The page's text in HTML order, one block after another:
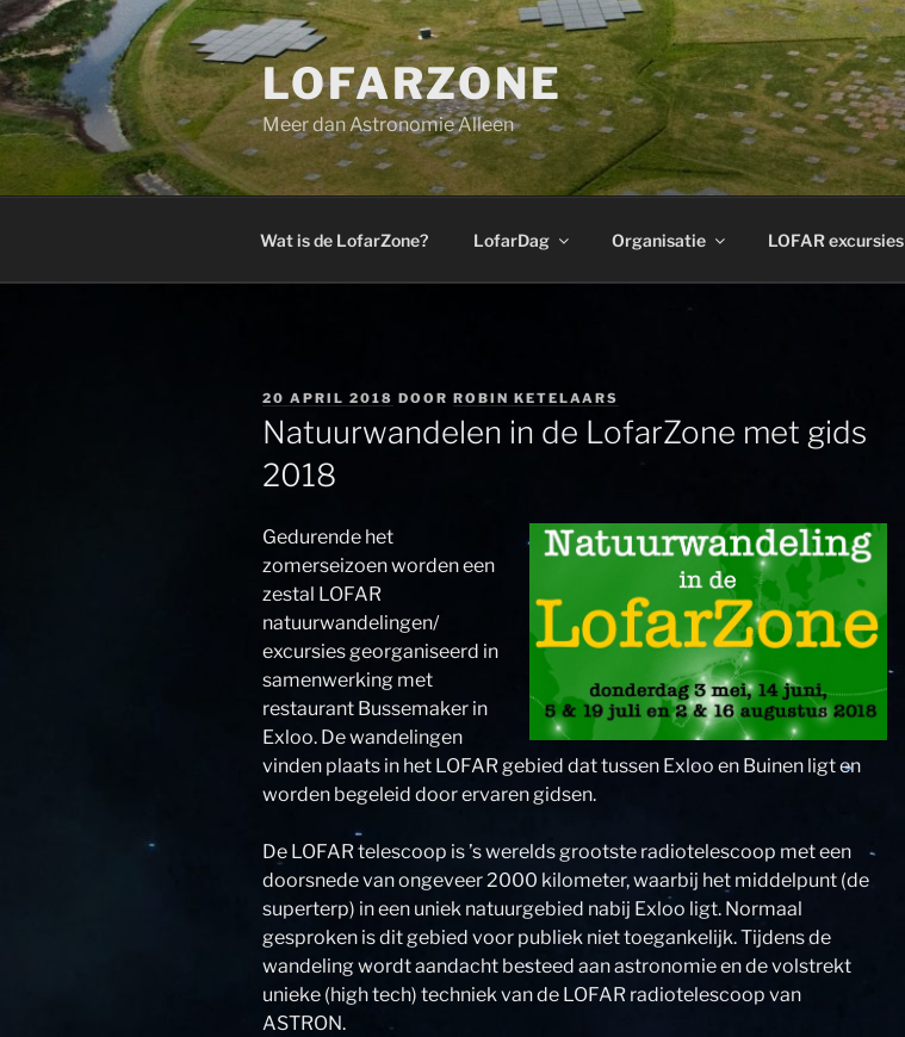
Ga
naar
de
inhoud
LOFARZONE
Meer dan Astronomie Alleen
Wat is de LofarZone? LofarDag Organisatie LOFAR excursies
GEPLAATST
OP
20 APRIL 2018 DOOR ROBIN KETELAARS
Natuurwandelen in de LofarZone met gids
2018
Gedurende het
zomerseizoen worden een
zestal LOFAR
natuurwandelingen/
excursies georganiseerd in
samenwerking met
restaurant Bussemaker in
Exloo. De wandelingen
vinden plaats in het LOFAR gebied dat tussen Exloo en Buinen ligt en
worden begeleid door ervaren gidsen.
De LOFAR telescoop is ’s werelds grootste radiotelescoop met een
doorsnede van ongeveer 2000 kilometer, waarbij het middelpunt (de
superterp) in een uniek natuurgebied nabij Exloo ligt. Normaal
gesproken is dit gebied voor publiek niet toegankelijk. Tijdens de
wandeling wordt aandacht besteed aan astronomie en de volstrekt
unieke (high tech) techniek van de LOFAR radiotelescoop van
ASTRON.